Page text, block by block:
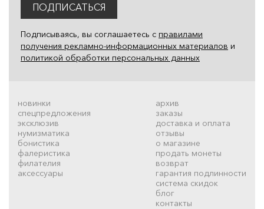
ПОДПИСАТЬСЯ
Подписываясь, вы соглашаетесь с правилами
получения рекламно-информационных материалов и
политикой обработки персональных данных
новинки
спецпредложения
эксклюзив
нумизматика
бонистика
фалеристика
филателия
аксессуары
архив
заказы
доставка и оплата
отзывы
о магазине
продать монеты
возврат
гарантия подлинности
система скидок
блог
контакты